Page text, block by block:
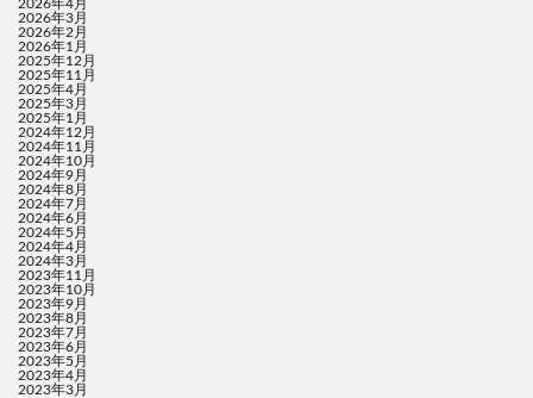
2026年4月
2026年3月
2026年2月
2026年1月
2025年12月
2025年11月
2025年4月
2025年3月
2025年1月
2024年12月
2024年11月
2024年10月
2024年9月
2024年8月
2024年7月
2024年6月
2024年5月
2024年4月
2024年3月
2023年11月
2023年10月
2023年9月
2023年8月
2023年7月
2023年6月
2023年5月
2023年4月
2023年3月